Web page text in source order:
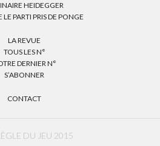
HEIDEGGER
LE PARTI PRIS DE PONGE
LA REVUE
TOUS LES N°
DERNIER N°
S’ABONNER
CONTACT
DU JEU 2015